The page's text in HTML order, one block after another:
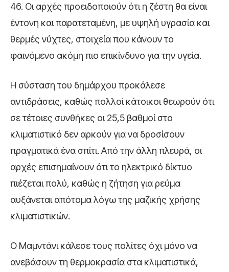
46. Οι αρχές προειδοποιούν ότι η ζέστη θα είναι
έντονη και παρατεταμένη, με υψηλή υγρασία και
θερμές νύχτες, στοιχεία που κάνουν το
φαινόμενο ακόμη πιο επικίνδυνο για την υγεία.
Η σύσταση του δημάρχου προκάλεσε
αντιδράσεις, καθώς πολλοί κάτοικοι θεωρούν ότι
σε τέτοιες συνθήκες οι 25,5 βαθμοί στο
κλιματιστικό δεν αρκούν για να δροσίσουν
πραγματικά ένα σπίτι. Από την άλλη πλευρά, οι
αρχές επισημαίνουν ότι το ηλεκτρικό δίκτυο
πιέζεται πολύ, καθώς η ζήτηση για ρεύμα
αυξάνεται απότομα λόγω της μαζικής χρήσης
κλιματιστικών.
Ο Μαμντάνι κάλεσε τους πολίτες όχι μόνο να
ανεβάσουν τη θερμοκρασία στα κλιματιστικά,